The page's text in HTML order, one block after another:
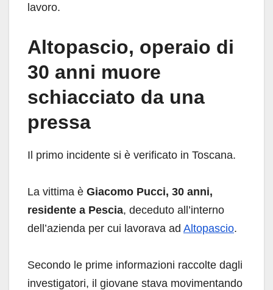
lavoro.
Altopascio, operaio di
30 anni muore
schiacciato da una
pressa
Il primo incidente si è verificato in Toscana.
La vittima è Giacomo Pucci, 30 anni,
residente a Pescia, deceduto all’interno
dell’azienda per cui lavorava ad Altopascio.
Secondo le prime informazioni raccolte dagli
investigatori, il giovane stava movimentando